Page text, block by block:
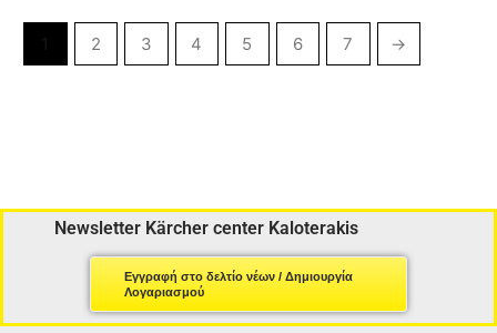
2 3 4 5 6 7 →
Newsletter Kärcher center Kaloterakis
Εγγραφή στο δελτίο νέων / Δημιουργία
Λογαριασμού